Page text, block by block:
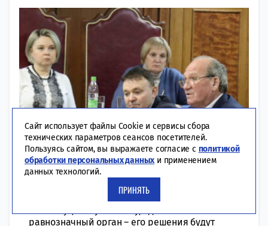
07:34 | 22-12-2022 ПОЛИТИКА
равнозначный орган – его решения будут
Сайт использует файлы Cookie и сервисы сбора
технических параметров сеансов посетителей.
Пользуясь сайтом, вы выражаете согласие с политикой
обработки персональных данных и применением
данных технологий.
ПРИНЯТЬ